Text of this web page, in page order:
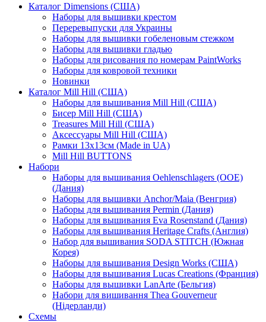
Каталог Dimensions (США)
Наборы для вышивки крестом
Переревыпуски для Украины
Наборы для вышивки гобеленовым стежком
Наборы для вышивки гладью
Наборы для рисования по номерам PaintWorks
Наборы для ковровой техники
Новинки
Каталог Mill Hill (США)
Наборы для вышивания Mill Hill (США)
Бисер Mill Hill (США)
Treasures Mill Hill (США)
Аксессуары Mill Hill (США)
Рамки 13х13см (Made in UA)
Mill Hill BUTTONS
Набори
Наборы для вышивания Oehlenschlagers (OOE)
(Дания)
Наборы для вышивки Anchor/Maia (Венгрия)
Наборы для вышивания Permin (Дания)
Наборы для вышивания Eva Rosenstand (Дания)
Наборы для вышивания Heritage Crafts (Англия)
Набор для вышивания SODA STITCH (Южная
Корея)
Наборы для вышивания Design Works (США)
Наборы для вышивания Lucas Creations (Франция)
Наборы для вышивки LanArte (Бельгия)
Набори для вишивання Thea Gouverneur
(Нідерланди)
Схемы